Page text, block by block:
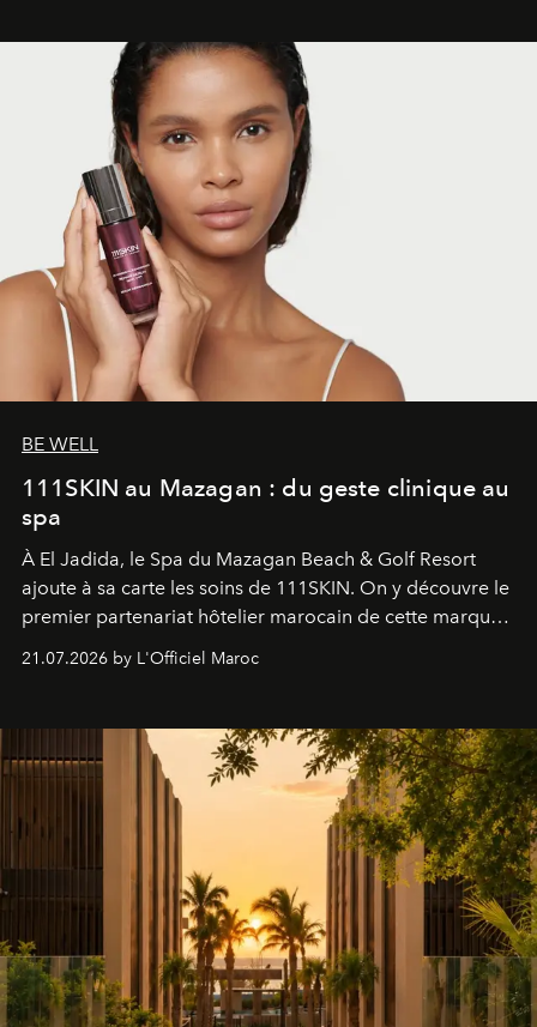
BE WELL
111SKIN au Mazagan : du geste clinique au
spa
À El Jadida, le Spa du Mazagan Beach & Golf Resort
ajoute à sa carte les soins de 111SKIN. On y découvre le
premier partenariat hôtelier marocain de cette marque
britannique, née dans un cabinet de chirurgie plastique
londonien et construite depuis autour d'un actif breveté,
21.07.2026 by L'Officiel Maroc